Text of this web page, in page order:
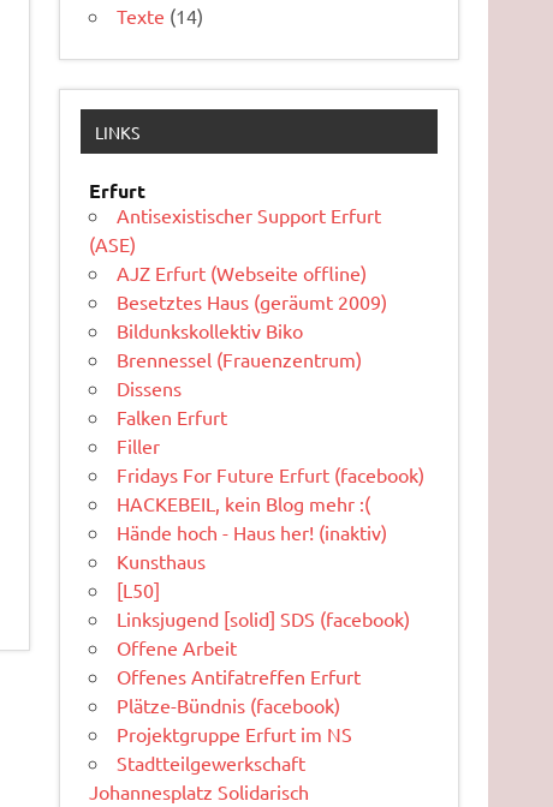
Texte (14)
LINKS
Erfurt
Antisexistischer Support Erfurt
(ASE)
AJZ Erfurt (Webseite offline)
Besetztes Haus (geräumt 2009)
Bildunkskollektiv Biko
Brennessel (Frauenzentrum)
Dissens
Falken Erfurt
Filler
Fridays For Future Erfurt (facebook)
HACKEBEIL, kein Blog mehr :(
Hände hoch - Haus her! (inaktiv)
Kunsthaus
[L50]
Linksjugend [solid] SDS (facebook)
Offene Arbeit
Offenes Antifatreffen Erfurt
Plätze-Bündnis (facebook)
Projektgruppe Erfurt im NS
Stadtteilgewerkschaft
Johannesplatz Solidarisch